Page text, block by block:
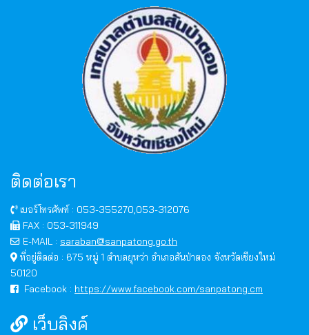
ติดต่อเรา
เบอร์โทรศัพท์ : 053-355270,053-312076
FAX : 053-311949
E-MAIL : saraban@sanpatong.go.th
ที่อยู่ติดต่อ : 675 หมู่ 1 ตำบลยุหว่า อำเภอสันป่าตอง จังหวัดเชียงใหม่
50120
Facebook : https://www.facebook.com/sanpatong.cm
เว็บลิงค์